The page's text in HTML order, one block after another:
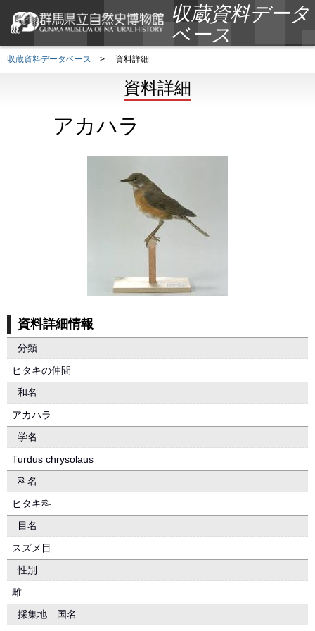
収蔵資料データ
ベース
収蔵資料データベース > 資料詳細
資料詳細
アカハラ
資料詳細情報
分類
ヒタキの仲間
和名
アカハラ
学名
Turdus chrysolaus
科名
ヒタキ科
目名
スズメ目
性別
雌
採集地 国名